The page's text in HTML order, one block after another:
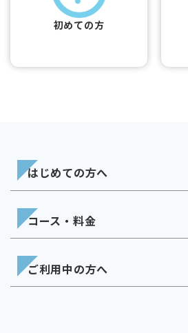
初めての方
はじめての方へ
コース・料金
ご利用中の方へ